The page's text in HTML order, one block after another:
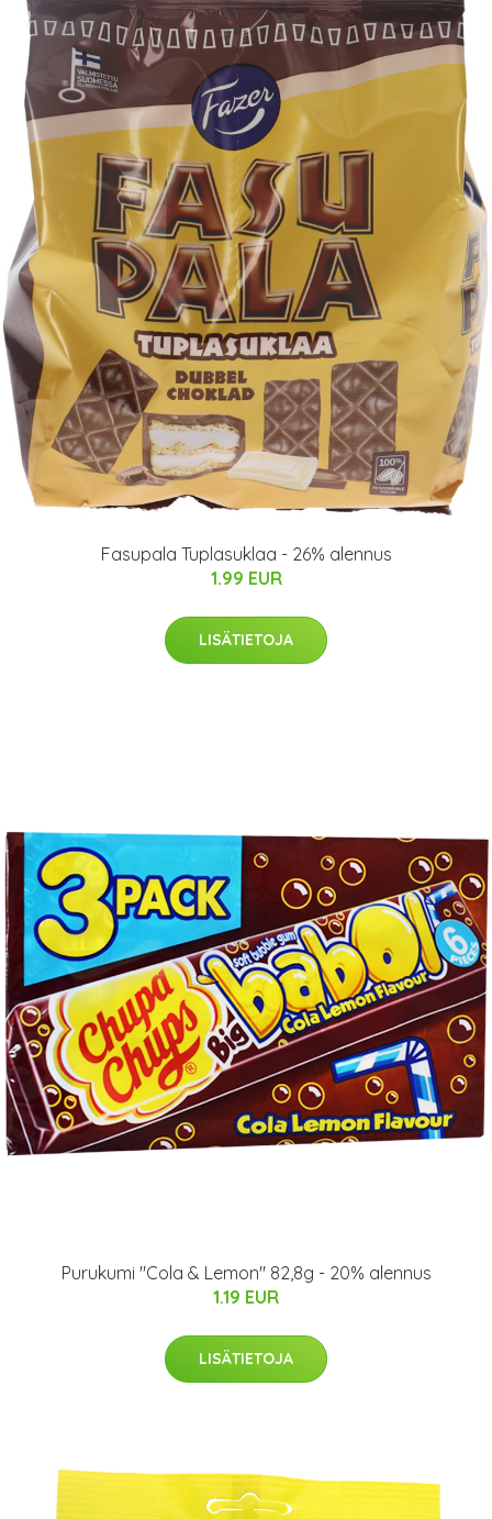
Fasupala Tuplasuklaa - 26% alennus
1.99 EUR
LISÄTIETOJA
Purukumi "Cola & Lemon" 82,8g - 20% alennus
1.19 EUR
LISÄTIETOJA